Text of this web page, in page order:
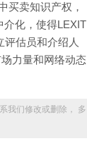
买卖知识产权，
介化，使得LEXIT
估员和介绍人
力量和网络动态
我们修改或删除， 多